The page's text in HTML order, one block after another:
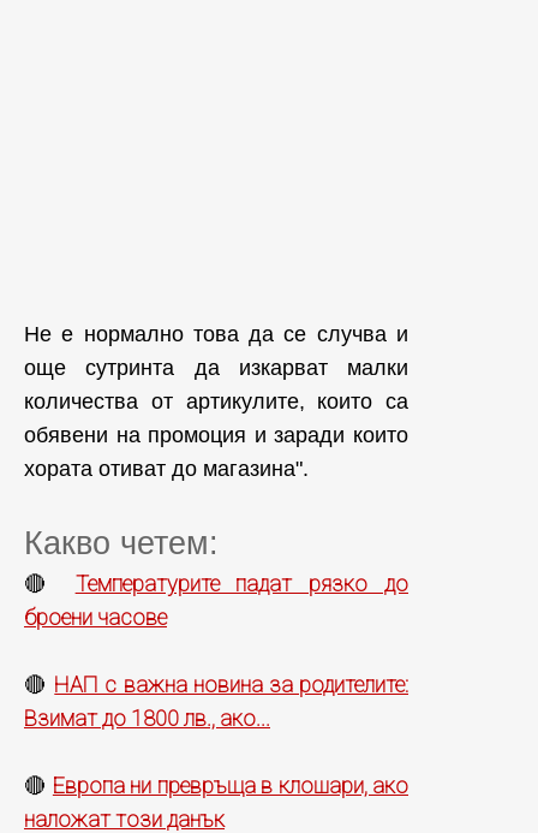
Не е нормално това да се случва и
още сутринта да изкарват малки
количества от артикулите, които са
обявени на промоция и заради които
хората отиват до магазина".
Какво четем:
🔴 Температурите падат рязко до
броени часове
🔴 НАП с важна новина за родителите:
Взимат до 1800 лв., ако...
🔴 Европа ни превръща в клошари, ако
наложат този данък